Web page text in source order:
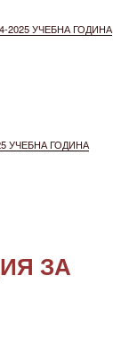
2025 УЧЕБНА ГОДИНА
УЧЕБНА ГОДИНА
ЗА